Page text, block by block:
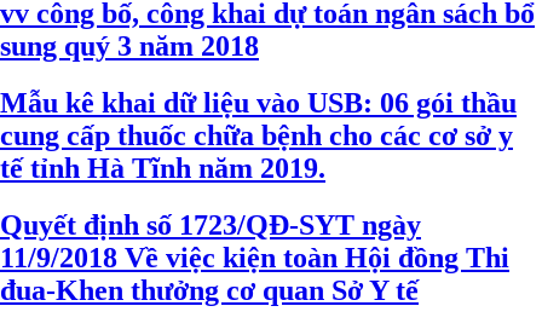
vv công bố, công khai dự toán ngân sách bổ
sung quý 3 năm 2018
Mẫu kê khai dữ liệu vào USB: 06 gói thầu
cung cấp thuốc chữa bệnh cho các cơ sở y
tế tỉnh Hà Tĩnh năm 2019.
Quyết định số 1723/QĐ-SYT ngày
11/9/2018 Về việc kiện toàn Hội đồng Thi
đua-Khen thưởng cơ quan Sở Y tế